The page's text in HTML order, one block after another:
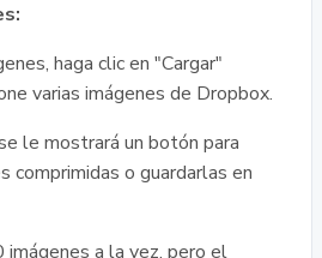
haga clic en "Cargar"
varias imágenes de Dropbox.
le mostrará un botón para
comprimidas o guardarlas en
imágenes a la vez, pero el